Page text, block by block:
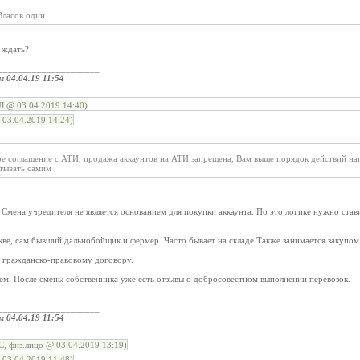
один
04.04.19 11:54
03.04.2019 14:40)
14:24)
соглашение с АТИ, продажа аккаунтов на АТИ запрещена, Вам выше порядок действий
самим
учредителя не является основанием для покупки аккаунта. По это логике нужно
сам бывший дальнобойщик и фермер. Часто бывает на складе.Также занимается
правовому договору.
После смены собственника уже есть отзывы о добросовестном выполнении перевозок.
04.04.19 11:54
физ.лицо @ 03.04.2019 13:19)